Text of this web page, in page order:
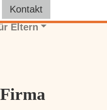
Kontakt
Eltern